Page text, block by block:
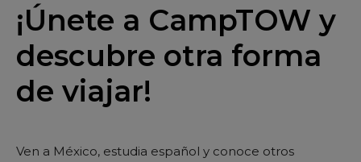
¡Únete a CampTOW y
descubre otra forma
de viajar!
Ven a México, estudia español y conoce otros